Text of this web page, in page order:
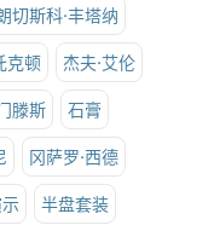
切斯科·丰塔纳
克顿 杰夫·艾伦
滕斯 石膏
冈萨罗·西德
半盘套装